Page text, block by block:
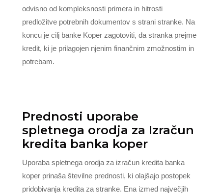
odvisno od kompleksnosti primera in hitrosti
predložitve potrebnih dokumentov s strani stranke. Na
koncu je cilj banke Koper zagotoviti, da stranka prejme
kredit, ki je prilagojen njenim finančnim zmožnostim in
potrebam.
Prednosti uporabe
spletnega orodja za Izračun
kredita banka koper
Uporaba spletnega orodja za izračun kredita banka
koper prinaša številne prednosti, ki olajšajo postopek
pridobivanja kredita za stranke. Ena izmed največjih